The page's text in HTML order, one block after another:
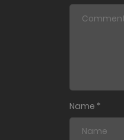
ตอนที่ 3
Name *